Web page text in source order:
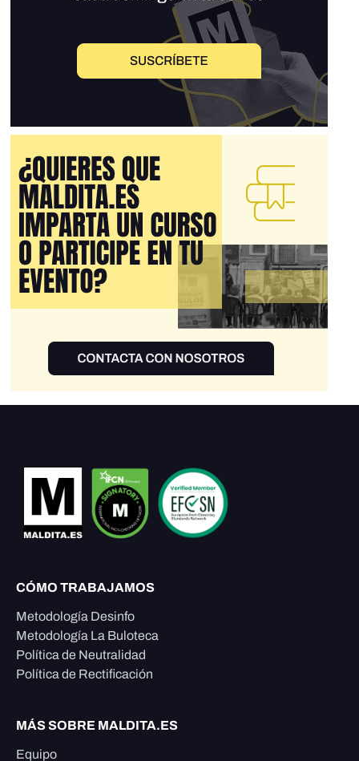
CÓMO TRABAJAMOS
Metodología Desinfo
Metodología La Buloteca
Política de Neutralidad
Política de Rectificación
MÁS SOBRE MALDITA.ES
Equipo